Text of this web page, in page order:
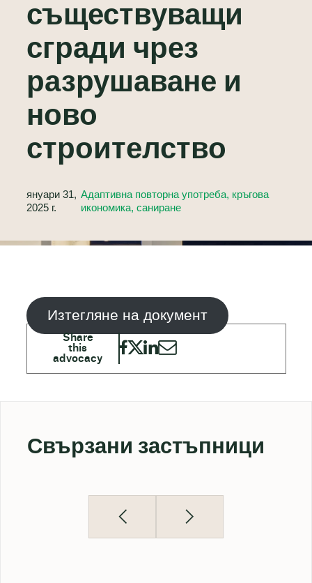
съществуващи
сгради чрез
разрушаване и
ново
строителство
януари 31,
2025 г.
Адаптивна повторна употреба, кръгова
икономика, саниране
Изтегляне на документ
Свързани застъпници